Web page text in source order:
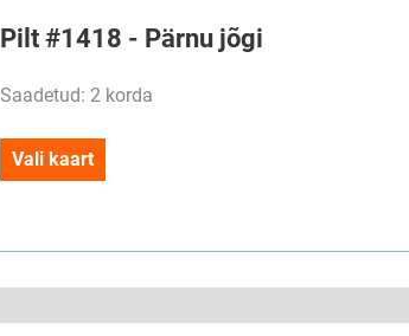
Pilt #1418 - Pärnu jõgi
Saadetud: 2 korda
Vali kaart